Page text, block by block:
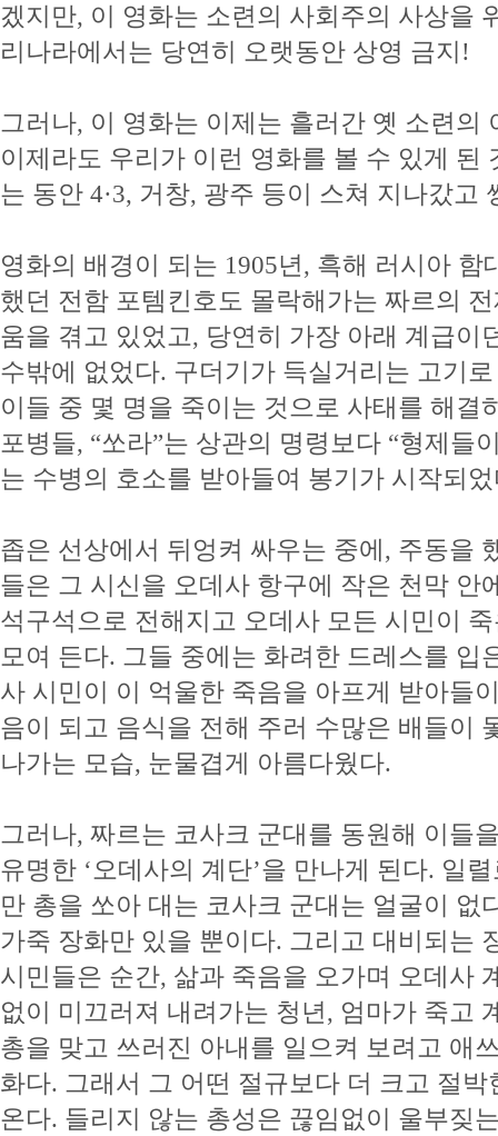
겠지만, 이 영화는 소련의 사회주의 사상을
리나라에서는 당연히 오랫동안 상영 금지!
그러나, 이 영화는 이제는 흘러간 옛 소련의
이제라도 우리가 이런 영화를 볼 수 있게 된
는 동안 4·3, 거창, 광주 등이 스쳐 지나갔고
영화의 배경이 되는 1905년, 흑해 러시아
했던 전함 포템킨호도 몰락해가는 짜르의
움을 겪고 있었고, 당연히 가장 아래 계급이
수밖에 없었다. 구더기가 득실거리는 고기
이들 중 몇 명을 죽이는 것으로 사태를 해결
포병들, “쏘라”는 상관의 명령보다 “형제들
는 수병의 호소를 받아들여 봉기가 시작되
좁은 선상에서 뒤엉켜 싸우는 중에, 주동을
들은 그 시신을 오데사 항구에 작은 천막 안
석구석으로 전해지고 오데사 모든 시민이
모여 든다. 그들 중에는 화려한 드레스를 입
사 시민이 이 억울한 죽음을 아프게 받아들
음이 되고 음식을 전해 주러 수많은 배들이
나가는 모습, 눈물겹게 아름다웠다.
그러나, 짜르는 코사크 군대를 동원해 이들
유명한 ‘오데사의 계단’을 만나게 된다. 일
만 총을 쏘아 대는 코사크 군대는 얼굴이 없
가죽 장화만 있을 뿐이다. 그리고 대비되는
시민들은 순간, 삶과 죽음을 오가며 오데사
없이 미끄러져 내려가는 청년, 엄마가 죽고
총을 맞고 쓰러진 아내를 일으켜 보려고 애
화다. 그래서 그 어떤 절규보다 더 크고 절
온다. 들리지 않는 총성은 끊임없이 울부짖